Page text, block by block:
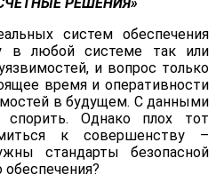
систем обеспечения
в любой системе так или
и вопрос только
время и оперативности
в будущем. C данными
спорить. Однако плох тот
к совершенству –
стандарты безопасной